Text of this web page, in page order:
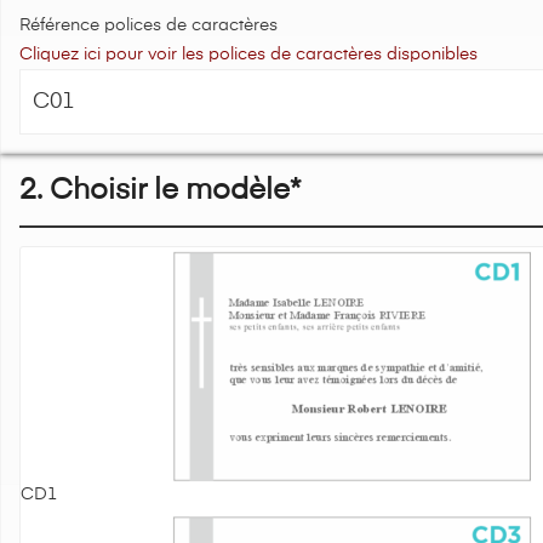
Référence polices de caractères
Cliquez ici pour voir les polices de caractères disponibles
2. Choisir le modèle*
CD1